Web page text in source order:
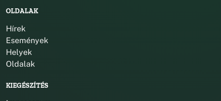
OLDALAK
Hírek
Események
Helyek
Oldalak
KIEGÉSZÍTÉS